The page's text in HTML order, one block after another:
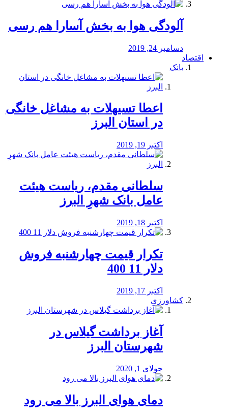
آلودگی هوا به بخش آسارا هم رسی
دسامبر 24, 2019
اقتصاد
بانک
️اعطا تسیهلات به مشاغل خانگی
در استان البرز
اکتبر 19, 2019
سلطانی مقدم، ریاست هیئت
عامل بانک شهرِ البرز
اکتبر 18, 2019
تکرار قیمت چهارشنبه فروش
دلار 11 400
اکتبر 17, 2019
کشاورزی
آغاز برداشت گیلاس در
شهرستان البرز
جولای 1, 2020
دمای هوای البرز بالا می رود